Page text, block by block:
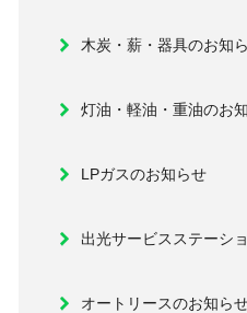
木炭・薪・器具のお知
灯油・軽油・重油のお
LPガスのお知らせ
出光サービスステーシ
オートリースのお知ら